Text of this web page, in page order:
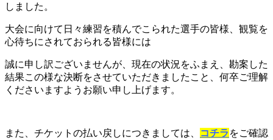
しました。
大会に向けて日々練習を積んでこられた選手の皆様、観覧を
心待ちにされておられる皆様には
誠に申し訳ございませんが、現在の状況をふまえ、勘案した
結果この様な決断をさせていただきましたこと、何卒ご理解
くださいますようお願い申し上げます。
また、チケットの払い戻しにつきましては、 コチラ をご確認